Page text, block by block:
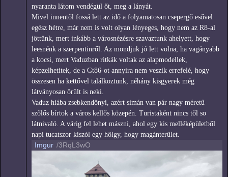
nyaranta látom vendégül őt, meg a lányát.
Mivel innentől fossá lett az idő a folyamatosan csepergő esővel
egész hétre, már nem is volt olyan lényeges, hogy nem az R8-al
jöttünk, mert inkább a városnézésre szavaztunk ahelyett, hogy
leesnénk a szerpentinről. Az mondjuk jó lett volna, ha vagányabb
a kocsi, mert Vaduzban ritkák voltak az alapmodellek,
képzelhetitek, de a Gt86-ot annyira nem veszik errefelé, hogy
összesen ha kettővel találkoztunk, néhány kisgyerek még
látványosan örült is neki.
Vaduz hiába zsebkendőnyi, azért simán van pár nagy méretű
szőlős bírtok a város kellős közepén. Turistaként nincs től so
látnivaló. A várig fel lehet mászni, ahol egy kis melléképületből
napi tucatszor kiszól egy hölgy, hogy magánterület.
Imgur /3RqL3wO